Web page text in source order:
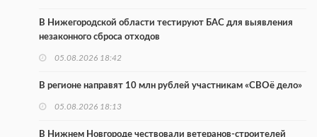
В Нижегородской области тестируют БАС для выявления
незаконного сброса отходов
05.08.2026 18:42
В регионе направят 10 млн рублей участникам «СВОё дело»
05.08.2026 18:13
В Нижнем Новгороде чествовали ветеранов-строителей